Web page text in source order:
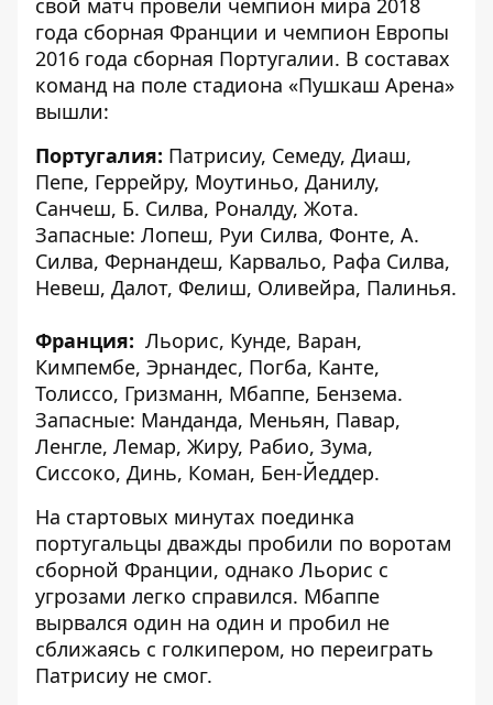
свой матч провели чемпион мира 2018
года сборная Франции и чемпион Европы
2016 года сборная Португалии. В составах
команд на поле стадиона «Пушкаш Арена»
вышли:
Португалия: Патрисиу, Семеду, Диаш,
Пепе, Геррейру, Моутиньо, Данилу,
Санчеш, Б. Силва, Роналду, Жота.
Запасные: Лопеш, Руи Силва, Фонте, А.
Силва, Фернандеш, Карвальо, Рафа Силва,
Невеш, Далот, Фелиш, Оливейра, Палинья.
Франция: Льорис, Кунде, Варан,
Кимпембе, Эрнандес, Погба, Канте,
Толиссо, Гризманн, Мбаппе, Бензема.
Запасные: Манданда, Меньян, Павар,
Ленгле, Лемар, Жиру, Рабио, Зума,
Сиссоко, Динь, Коман, Бен-Йеддер.
На стартовых минутах поединка
португальцы дважды пробили по воротам
сборной Франции, однако Льорис с
угрозами легко справился. Мбаппе
вырвался один на один и пробил не
сближаясь с голкипером, но переиграть
Патрисиу не смог.